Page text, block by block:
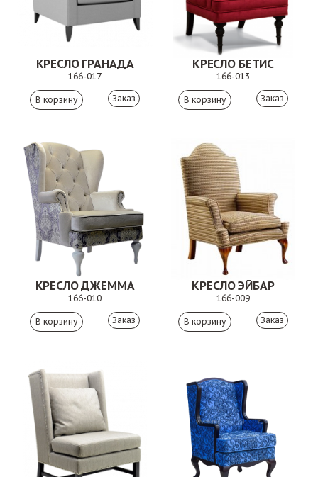
КРЕСЛО ГРАНАДА
166-017
Заказ
КРЕСЛО БЕТИС
166-013
Заказ
КРЕСЛО ДЖЕММА
166-010
Заказ
КРЕСЛО ЭЙБАР
166-009
Заказ